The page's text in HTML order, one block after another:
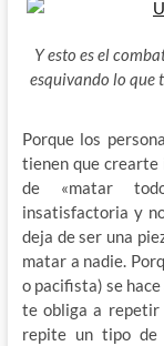
Y esto es el
esquivando lo que
Porque los
tienen que crearte
de «matar
insatisfactoria y
deja de ser una
matar a nadie.
o pacifista) se
te obliga a repetir
repite un tipo de